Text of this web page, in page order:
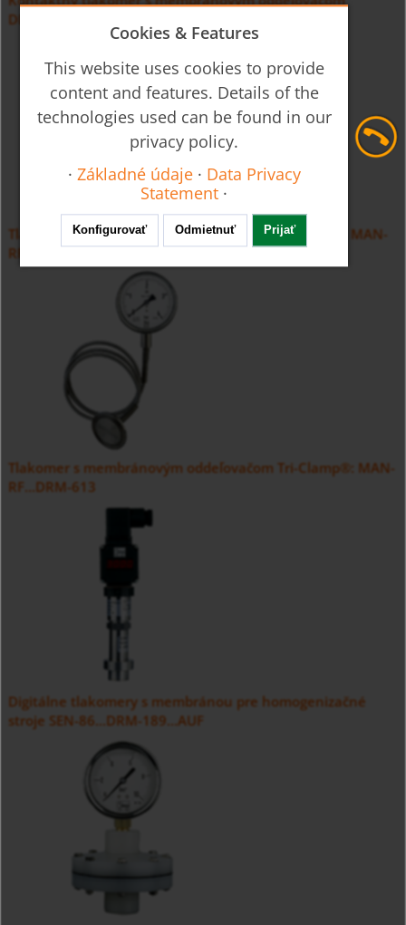
DIN11851 MAN-RF...M21...DRM-602
Tlakomer s membránovým oddeľovačom DIN 11851 MAN-
RF...DRM-603
Tlakomer s membránovým oddeľovačom Tri-Clamp®: MAN-
RF...DRM-613
Digitálne tlakomery s membránou pre homogenizačné
stroje SEN-86...DRM-189...AUF
Cookies & Features
This website uses cookies to provide
content and features. Details of the
technologies used can be found in our
privacy policy.
· Základné údaje · Data Privacy
Statement ·
Konfigurovať Odmietnuť Prijať